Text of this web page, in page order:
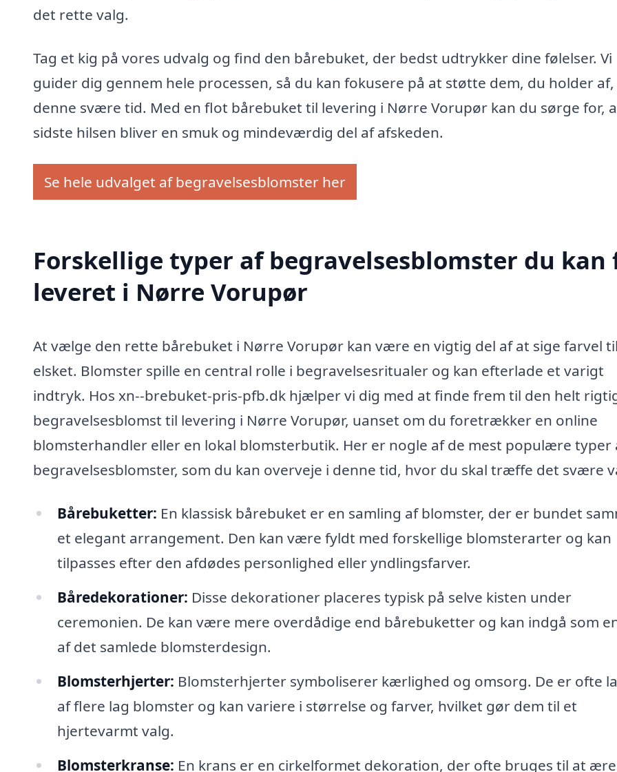
det rette valg.
Tag et kig på vores udvalg og find den bårebuket, der bedst udtrykker dine følelser. Vi
guider dig gennem hele processen, så du kan fokusere på at støtte dem, du holder af,
denne svære tid. Med en flot bårebuket til levering i Nørre Vorupør kan du sørge for,
sidste hilsen bliver en smuk og mindeværdig del af afskeden.
Se hele udvalget af begravelsesblomster her
Forskellige typer af begravelsesblomster du kan
leveret i Nørre Vorupør
At vælge den rette bårebuket i Nørre Vorupør kan være en vigtig del af at sige farvel
elsket. Blomster spille en central rolle i begravelsesritualer og kan efterlade et varigt
indtryk. Hos xn--brebuket-pris-pfb.dk hjælper vi dig med at finde frem til den helt
begravelsesblomst til levering i Nørre Vorupør, uanset om du foretrækker en online
blomsterhandler eller en lokal blomsterbutik. Her er nogle af de mest populære typer
begravelsesblomster, som du kan overveje i denne tid, hvor du skal træffe det svære
Bårebuketter: En klassisk bårebuket er en samling af blomster, der er bundet
et elegant arrangement. Den kan være fyldt med forskellige blomsterarter og kan
tilpasses efter den afdødes personlighed eller yndlingsfarver.
Båredekorationer: Disse dekorationer placeres typisk på selve kisten under
ceremonien. De kan være mere overdådige end bårebuketter og kan indgå som
af det samlede blomsterdesign.
Blomsterhjerter: Blomsterhjerter symboliserer kærlighed og omsorg. De er ofte
af flere lag blomster og kan variere i størrelse og farver, hvilket gør dem til et
hjertevarmt valg.
Blomsterkranse: En krans er en cirkelformet dekoration, der ofte bruges til at